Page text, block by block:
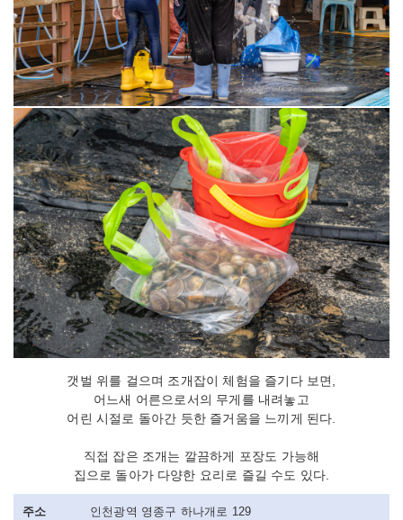
갯벌 위를 걸으며 조개잡이 체험을 즐기다 보면,
어느새 어른으로서의 무게를 내려놓고
어린 시절로 돌아간 듯한 즐거움을 느끼게 된다.
직접 잡은 조개는 깔끔하게 포장도 가능해
집으로 돌아가 다양한 요리로 즐길 수도 있다.
주소
인천광역 영종구 하나개로 129